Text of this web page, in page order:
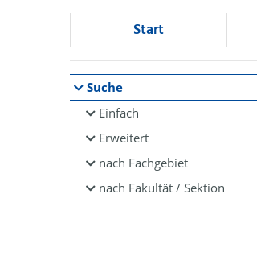
Start
Suche
Einfach
Erweitert
nach Fachgebiet
nach Fakultät / Sektion